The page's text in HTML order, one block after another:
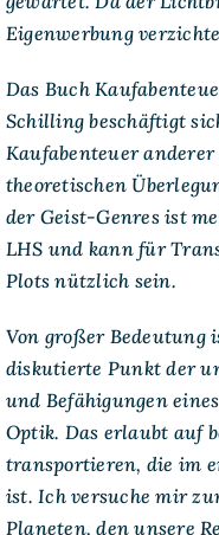
Eigenwerbung
Das Buch
Schilling beschäftigt
Kaufabenteuer anderer
theoretischen
der Geist-Genres ist
LHS und kann für
Plots nützlich sein.
Von großer Bedeutung
diskutierte Punkt der
und Befähigungen
Optik. Das erlaubt auf
transportieren, die im
ist. Ich versuche mir
Planeten, den unsere